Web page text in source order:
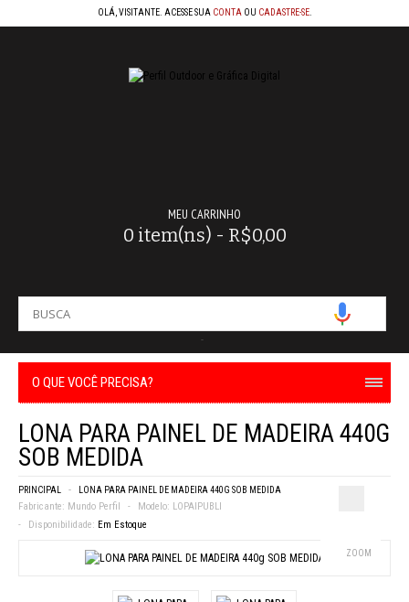
OLÁ, VISITANTE. ACESSE SUA CONTA OU CADASTRE-SE.
MEU CARRINHO
0 item(ns) - R$0,00
-
O QUE VOCÊ PRECISA?
LONA PARA PAINEL DE MADEIRA 440G
SOB MEDIDA
PRINCIPAL LONA PARA PAINEL DE MADEIRA 440G SOB MEDIDA
Fabricante: Mundo Perfil Modelo: LOPAIPUBLI
Disponibilidade: Em Estoque
ZOOM